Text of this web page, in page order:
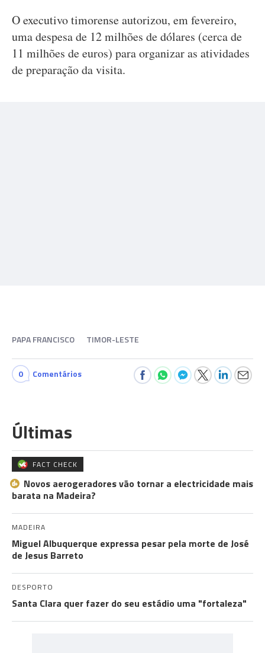
O executivo timorense autorizou, em fevereiro,
uma despesa de 12 milhões de dólares (cerca de
11 milhões de euros) para organizar as atividades
de preparação da visita.
PAPA FRANCISCO TIMOR-LESTE
0 Comentários
Últimas
FACT CHECK
Novos aerogeradores vão tornar a electricidade mais
barata na Madeira?
MADEIRA
Miguel Albuquerque expressa pesar pela morte de José
de Jesus Barreto
DESPORTO
Santa Clara quer fazer do seu estádio uma "fortaleza"